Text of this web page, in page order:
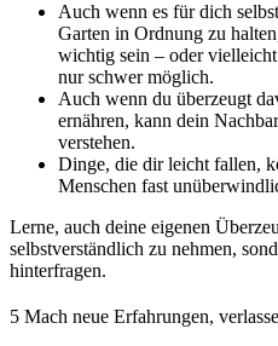
Auch wenn es für dich
Garten in Ordnung zu
wichtig sein – oder
nur schwer möglich.
Auch wenn du überzeugt
ernähren, kann dein
verstehen.
Dinge, die dir leicht fallen,
Menschen fast
Lerne, auch deine eigenen
selbstverständlich zu nehmen,
hinterfragen.
5 Mach neue Erfahrungen,